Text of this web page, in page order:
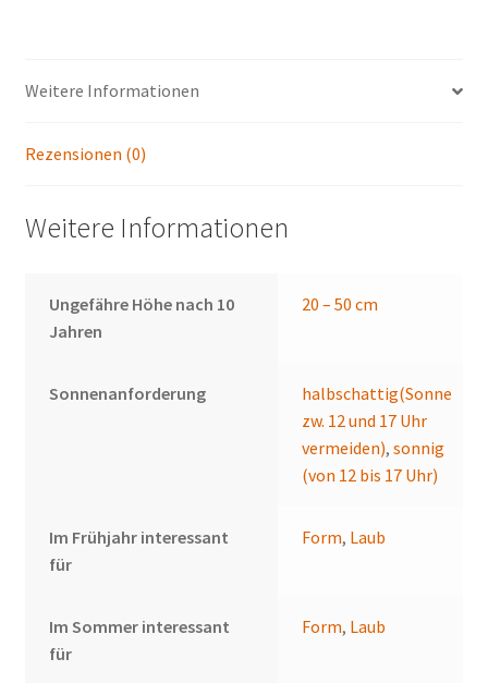
Weitere Informationen
Rezensionen (0)
Weitere Informationen
Ungefähre Höhe nach 10
Jahren
20 – 50 cm
Sonnenanforderung
halbschattig(Sonne
zw. 12 und 17 Uhr
vermeiden),sonnig
(von 12 bis 17 Uhr)
Im Frühjahr interessant
für
Form, Laub
Im Sommer interessant
für
Form, Laub